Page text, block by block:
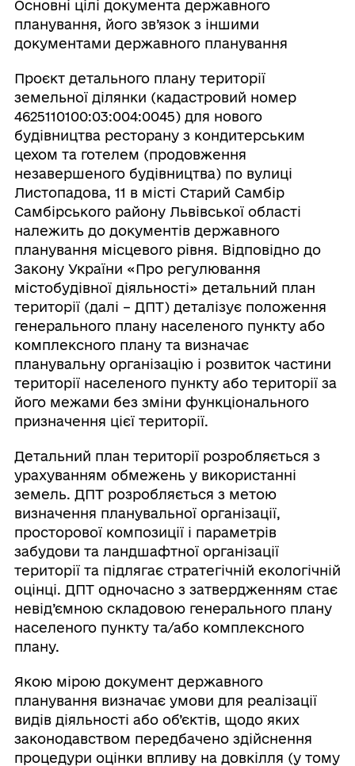
Основні цілі документа державного
планування, його зв’язок з іншими
документами державного планування
Проєкт детального плану території
земельної ділянки (кадастровий номер
4625110100:03:004:0045) для нового
будівництва ресторану з кондитерським
цехом та готелем (продовження
незавершеного будівництва) по вулиці
Листопадова, 11 в місті Старий Самбір
Самбірського району Львівської області
належить до документів державного
планування місцевого рівня. Відповідно до
Закону України «Про регулювання
містобудівної діяльності» детальний план
території (далі – ДПТ) деталізує положення
генерального плану населеного пункту або
комплексного плану та визначає
планувальну організацію і розвиток частини
території населеного пункту або території за
його межами без зміни функціонального
призначення цієї території.
Детальний план території розробляється з
урахуванням обмежень у використанні
земель. ДПТ розробляється з метою
визначення планувальної організації,
просторової композиції і параметрів
забудови та ландшафтної організації
території та підлягає стратегічній екологічній
оцінці. ДПТ одночасно з затвердженням стає
невід’ємною складовою генерального плану
населеного пункту та/або комплексного
плану.
Якою мірою документ державного
планування визначає умови для реалізації
видів діяльності або об’єктів, щодо яких
законодавством передбачено здійснення
процедури оцінки впливу на довкілля (у тому